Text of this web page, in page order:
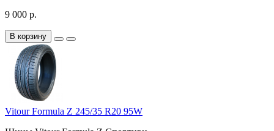
9 000 р.
В корзину
Vitour Formula Z 245/35 R20 95W